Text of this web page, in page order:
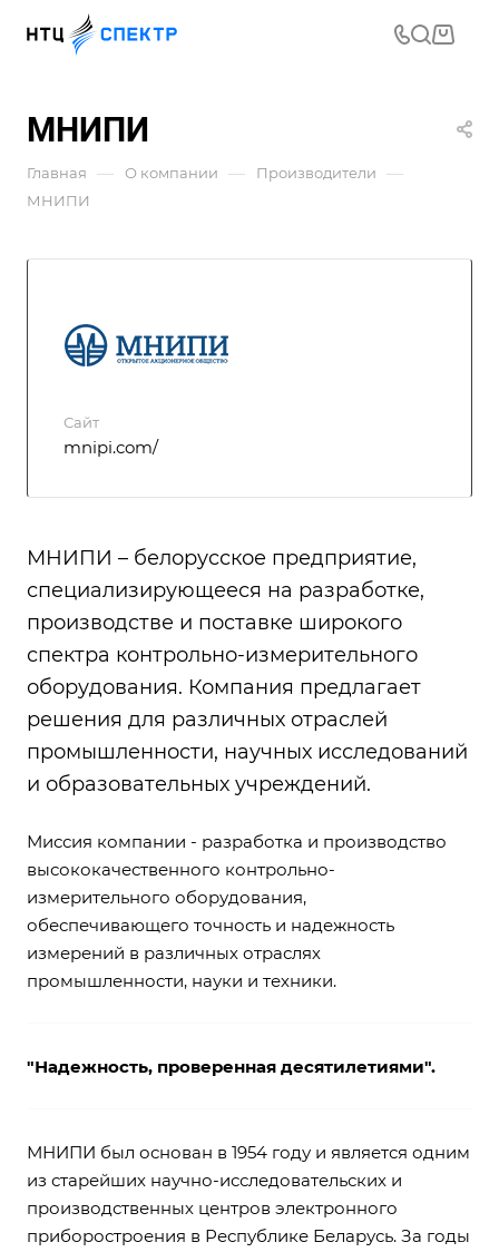
МНИПИ
Главная — О компании — Производители —
МНИПИ
Сайт
mnipi.com/
МНИПИ – белорусское предприятие,
специализирующееся на разработке,
производстве и поставке широкого
спектра контрольно-измерительного
оборудования. Компания предлагает
решения для различных отраслей
промышленности, научных исследований
и образовательных учреждений.
Миссия компании - разработка и производство
высококачественного контрольно-
измерительного оборудования,
обеспечивающего точность и надежность
измерений в различных отраслях
промышленности, науки и техники.
"Надежность, проверенная десятилетиями".
МНИПИ был основан в 1954 году и является одним
из старейших научно-исследовательских и
производственных центров электронного
приборостроения в Республике Беларусь. За годы